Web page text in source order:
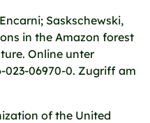
Saskschewski,
in the Amazon forest
Online unter
06970-0. Zugriff am
of the United